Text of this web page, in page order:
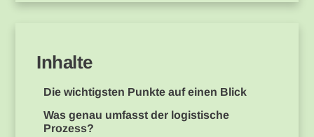
Inhalte
Die wichtigsten Punkte auf einen Blick
Was genau umfasst der logistische
Prozess?